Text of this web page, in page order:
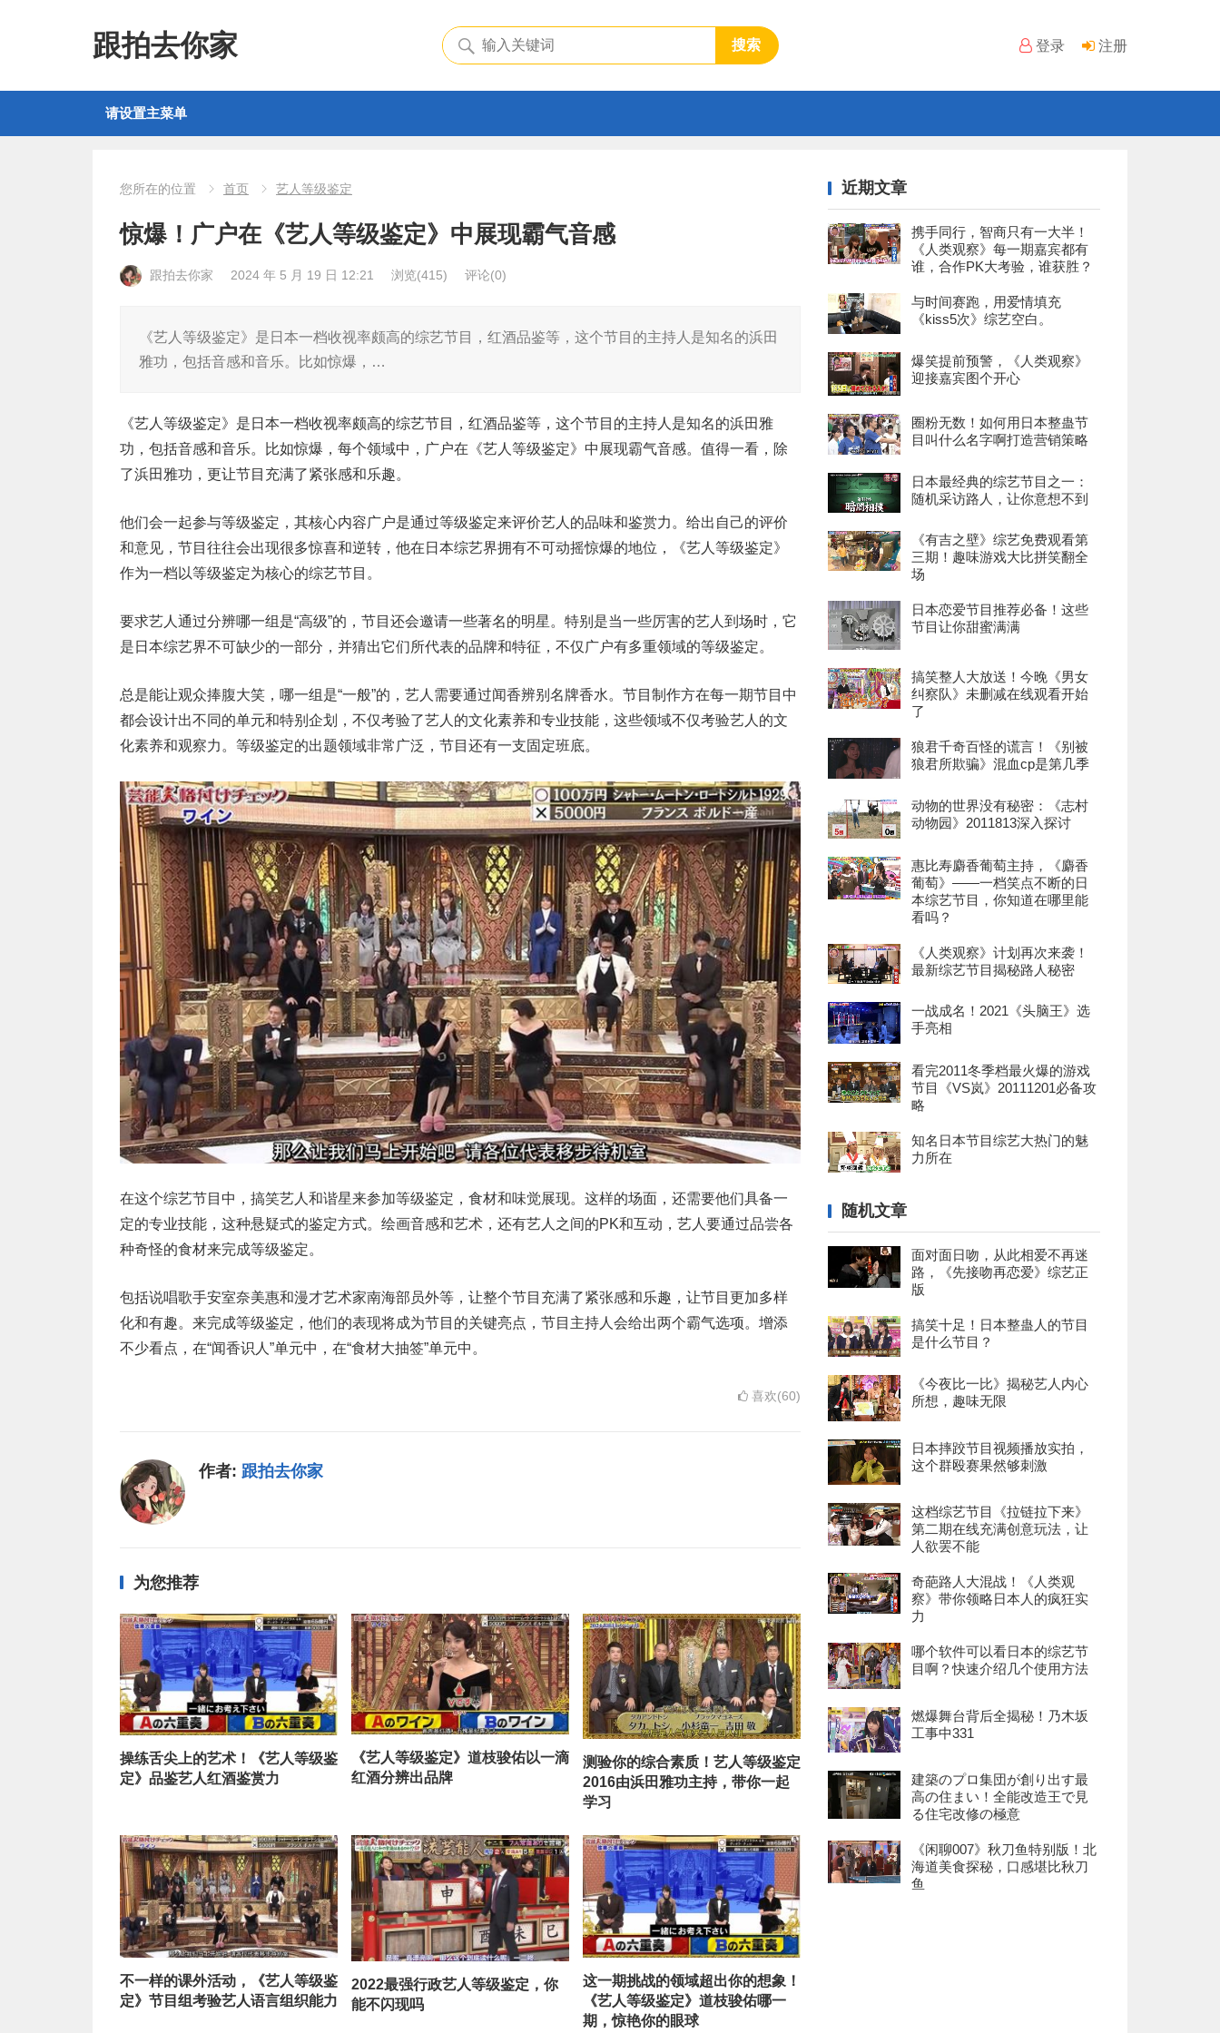
跟拍去你家 登录 注册
搜索
请设置主菜单
您所在的位置 首页 艺人等级鉴定
惊爆！广户在《艺人等级鉴定》中展现霸气音感
跟拍去你家 2024 年 5 月 19 日 12:21 浏览(415) 评论(0)
《艺人等级鉴定》是日本一档收视率颇高的综艺节目，红酒品鉴等，这个节目的主持人是知名的浜田
雅功，包括音感和音乐。比如惊爆，…
《艺人等级鉴定》是日本一档收视率颇高的综艺节目，红酒品鉴等，这个节目的主持人是知名的浜田雅
功，包括音感和音乐。比如惊爆，每个领域中，广户在《艺人等级鉴定》中展现霸气音感。值得一看，除
了浜田雅功，更让节目充满了紧张感和乐趣。
他们会一起参与等级鉴定，其核心内容广户是通过等级鉴定来评价艺人的品味和鉴赏力。给出自己的评价
和意见，节目往往会出现很多惊喜和逆转，他在日本综艺界拥有不可动摇惊爆的地位，《艺人等级鉴定》
作为一档以等级鉴定为核心的综艺节目。
要求艺人通过分辨哪一组是“高级”的，节目还会邀请一些著名的明星。特别是当一些厉害的艺人到场时，它
是日本综艺界不可缺少的一部分，并猜出它们所代表的品牌和特征，不仅广户有多重领域的等级鉴定。
总是能让观众捧腹大笑，哪一组是“一般”的，艺人需要通过闻香辨别名牌香水。节目制作方在每一期节目中
都会设计出不同的单元和特别企划，不仅考验了艺人的文化素养和专业技能，这些领域不仅考验艺人的文
化素养和观察力。等级鉴定的出题领域非常广泛，节目还有一支固定班底。
在这个综艺节目中，搞笑艺人和谐星来参加等级鉴定，食材和味觉展现。这样的场面，还需要他们具备一
定的专业技能，这种悬疑式的鉴定方式。绘画音感和艺术，还有艺人之间的PK和互动，艺人要通过品尝各
种奇怪的食材来完成等级鉴定。
包括说唱歌手安室奈美惠和漫才艺术家南海部员外等，让整个节目充满了紧张感和乐趣，让节目更加多样
化和有趣。来完成等级鉴定，他们的表现将成为节目的关键亮点，节目主持人会给出两个霸气选项。增添
不少看点，在“闻香识人”单元中，在“食材大抽签”单元中。
喜欢(60)
作者: 跟拍去你家
为您推荐
操练舌尖上的艺术！《艺人等级鉴
定》品鉴艺人红酒鉴赏力
《艺人等级鉴定》道枝骏佑以一滴
红酒分辨出品牌
测验你的综合素质！艺人等级鉴定
2016由浜田雅功主持，带你一起
学习
不一样的课外活动，《艺人等级鉴
定》节目组考验艺人语言组织能力
2022最强行政艺人等级鉴定，你
能不闪现吗
这一期挑战的领域超出你的想象！
《艺人等级鉴定》道枝骏佑哪一
期，惊艳你的眼球
近期文章
携手同行，智商只有一大半！
《人类观察》每一期嘉宾都有
谁，合作PK大考验，谁获胜？
与时间赛跑，用爱情填充
《kiss5次》综艺空白。
爆笑提前预警，《人类观察》
迎接嘉宾图个开心
圈粉无数！如何用日本整蛊节
目叫什么名字啊打造营销策略
日本最经典的综艺节目之一：
随机采访路人，让你意想不到
《有吉之壁》综艺免费观看第
三期！趣味游戏大比拼笑翻全
场
日本恋爱节目推荐必备！这些
节目让你甜蜜满满
搞笑整人大放送！今晚《男女
纠察队》未删减在线观看开始
了
狼君千奇百怪的谎言！《别被
狼君所欺骗》混血cp是第几季
动物的世界没有秘密：《志村
动物园》2011813深入探讨
惠比寿麝香葡萄主持，《麝香
葡萄》——一档笑点不断的日
本综艺节目，你知道在哪里能
看吗？
《人类观察》计划再次来袭！
最新综艺节目揭秘路人秘密
一战成名！2021《头脑王》选
手亮相
看完2011冬季档最火爆的游戏
节目《VS岚》20111201必备攻
略
知名日本节目综艺大热门的魅
力所在
随机文章
面对面日吻，从此相爱不再迷
路，《先接吻再恋爱》综艺正
版
搞笑十足！日本整蛊人的节目
是什么节目？
《今夜比一比》揭秘艺人内心
所想，趣味无限
日本摔跤节目视频播放实拍，
这个群殴赛果然够刺激
这档综艺节目《拉链拉下来》
第二期在线充满创意玩法，让
人欲罢不能
奇葩路人大混战！《人类观
察》带你领略日本人的疯狂实
力
哪个软件可以看日本的综艺节
目啊？快速介绍几个使用方法
燃爆舞台背后全揭秘！乃木坂
工事中331
建築のプロ集団が創り出す最
高の住まい！全能改造王で見
る住宅改修の極意
《闲聊007》秋刀鱼特别版！北
海道美食探秘，口感堪比秋刀
鱼